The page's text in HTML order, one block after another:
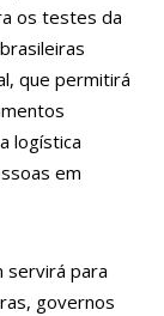
12 postos neste
auxílio de R$
na melhoria da
um canteiro de
e miséria
de serviços
os testes da
que permitirá
logística
em
servirá para
governos